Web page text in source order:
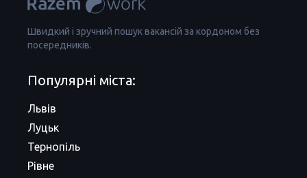
Швидкий і зручний пошук вакансій за кордоном без
посередників.
Популярні міста:
Львів
Луцьк
Тернопіль
Рівне